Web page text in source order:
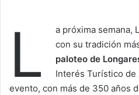
L
a próxima semana,
con su tradición
paloteo de
Interés Turístico de
evento, con más de 350 años